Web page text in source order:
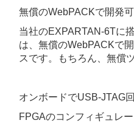
無償のWebPACKで開発可
当社のEXPARTAN-6Tに
は、無償のWebPACKで
スです。もちろん、無償
オンボードでUSB-JTAG
FPGAのコンフィギュレ